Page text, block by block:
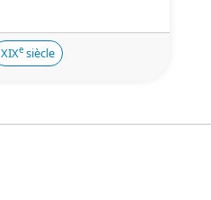
XIXe siècle